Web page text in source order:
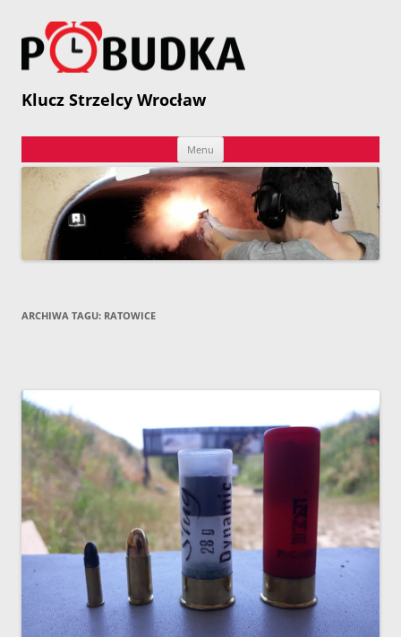
treści
Klucz Strzelcy Wrocław
Menu
ARCHIWA TAGU: RATOWICE